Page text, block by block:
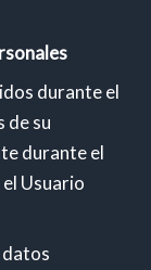
durante el
de su
durante el
Usuario
datos